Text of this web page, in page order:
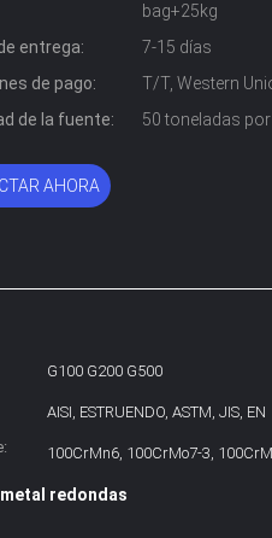
bag+25kg
entrega:
7-15 días
de pago:
T/T, Western
de la fuente:
50 toneladas
AHORA
G100 G200 G500
AISI, ESTRUENDO, ASTM, JIS, EN
100CrMn6, 100CrMo7-3,
redondas